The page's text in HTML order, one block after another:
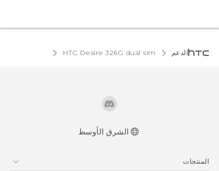
الدعم HTC Desire 326G dual sim‎
الشرق الأوسط
المنتجات